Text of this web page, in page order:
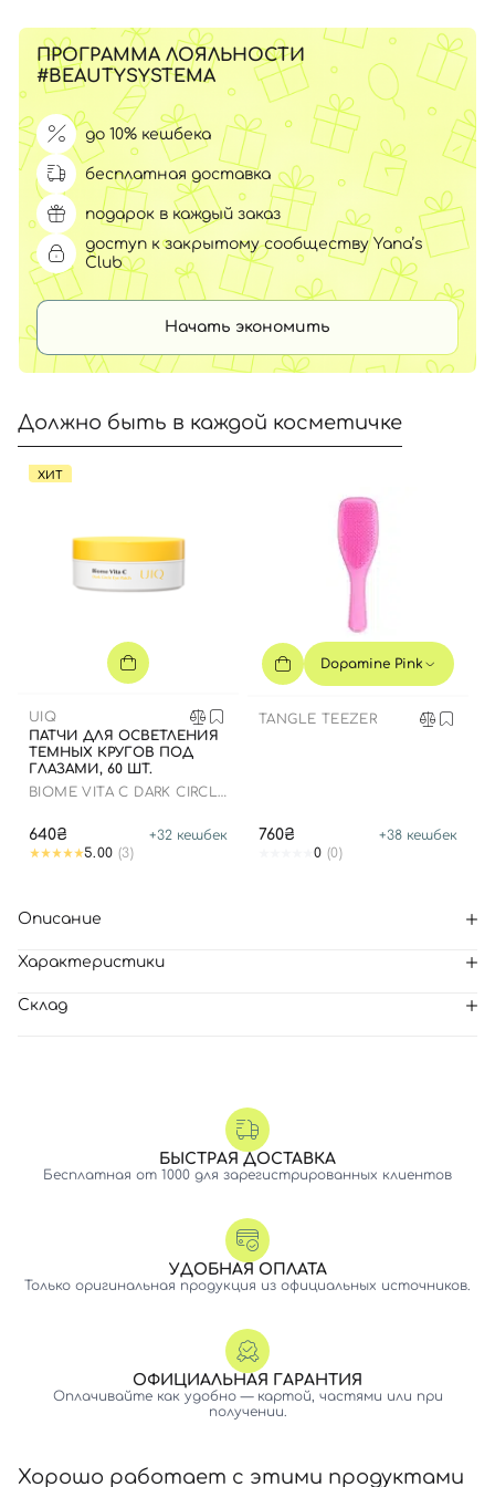
ПРОГРАММА ЛОЯЛЬНОСТИ
#BEAUTYSYSTEMA
до 10% кешбека
бесплатная доставка
подарок в каждый заказ
доступ к закрытому сообществу Yana’s
Club
Начать экономить
Должно быть в каждой косметичке
ХИТ
UIQ
ПАТЧИ ДЛЯ ОСВЕТЛЕНИЯ
ТЕМНЫХ КРУГОВ ПОД
ГЛАЗАМИ, 60 ШТ.
BIOME VITA C DARK CIRCLE
640₴ +32 кешбек
5.00 (3)
Dopamine Pink
TANGLE TEEZER
760₴ +38 кешбек
0 (0)
Описание
Характеристики
Склад
БЫСТРАЯ ДОСТАВКА
Бесплатная от 1000 для зарегистрированных клиентов
УДОБНАЯ ОПЛАТА
Только оригинальная продукция из официальных источников.
ОФИЦИАЛЬНАЯ ГАРАНТИЯ
Оплачивайте как удобно — картой, частями или при
получении.
Хорошо работает с этими продуктами